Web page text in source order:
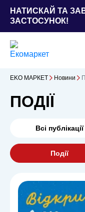
НАТИСКАЙ ТА
ЗАСТОСУНОК!
ЕKO MАРКЕТ Новини
ПОДІЇ
Всі публікації
Події